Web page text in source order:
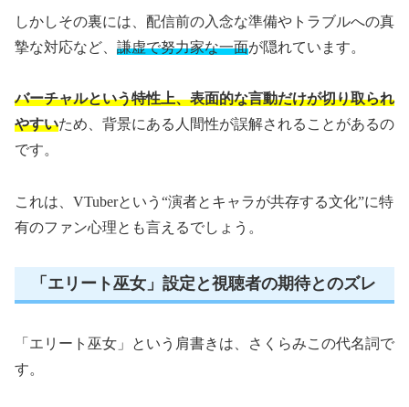
しかしその裏には、配信前の入念な準備やトラブルへの真
摯な対応など、 謙虚で努力家な一面が隠れています。
バーチャルという特性上、表面的な言動だけが切り取られ
やすいため、背景にある人間性が誤解されることがあるの
です。
これは、VTuberという“演者とキャラが共存する文化”に特
有のファン心理とも言えるでしょう。
「エリート巫女」設定と視聴者の期待とのズレ
「エリート巫女」という肩書きは、さくらみこの代名詞で
す。